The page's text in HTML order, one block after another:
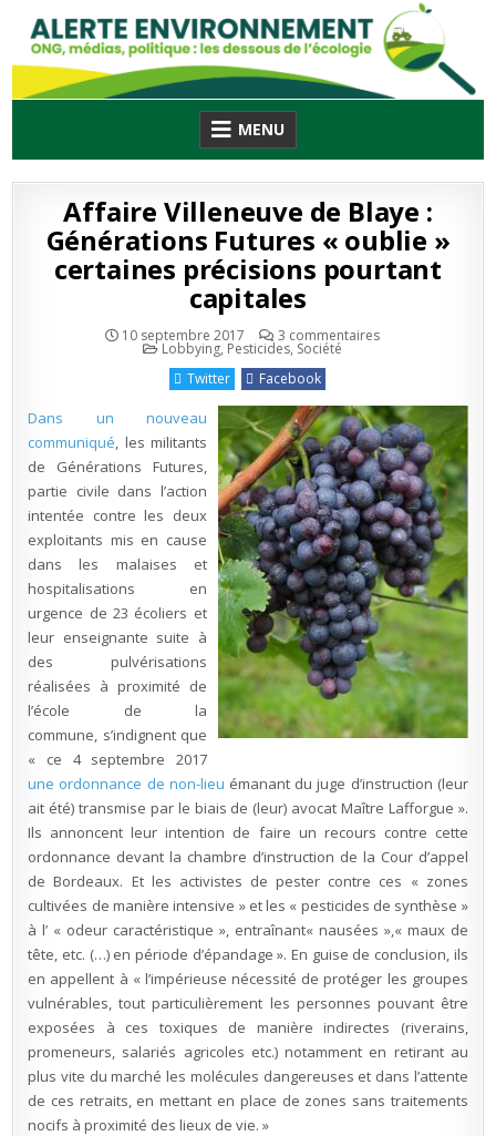
content
MENU
Affaire Villeneuve de Blaye :
Générations Futures « oublie »
certaines précisions pourtant
capitales
10 septembre 2017 3 commentairessur
Générations
Futures
« oublie »
certaines
précisions
pourtant
capitales
Publié
Lobbying, Pesticides, Société
Twitter
Facebook
Dans un nouveau
communiqué, les militants
de Générations Futures,
partie civile dans l’action
intentée contre les deux
exploitants mis en cause
dans les malaises et
hospitalisations en
urgence de 23 écoliers et
leur enseignante suite à
des pulvérisations
réalisées à proximité de
l’école de la
commune, s’indignent que
« ce 4 septembre 2017
une ordonnance de non-lieu émanant du juge d’instruction (leur
ait été) transmise par le biais de (leur) avocat Maître Lafforgue ».
Ils annoncent leur intention de faire un recours contre cette
ordonnance devant la chambre d’instruction de la Cour d’appel
de Bordeaux. Et les activistes de pester contre ces « zones
cultivées de manière intensive » et les « pesticides de synthèse »
à l’ « odeur caractéristique », entraînant« nausées »,« maux de
tête, etc. (…) en période d’épandage ». En guise de conclusion, ils
en appellent à « l’impérieuse nécessité de protéger les groupes
vulnérables, tout particulièrement les personnes pouvant être
exposées à ces toxiques de manière indirectes (riverains,
promeneurs, salariés agricoles etc.) notamment en retirant au
plus vite du marché les molécules dangereuses et dans l’attente
de ces retraits, en mettant en place de zones sans traitements
nocifs à proximité des lieux de vie. »